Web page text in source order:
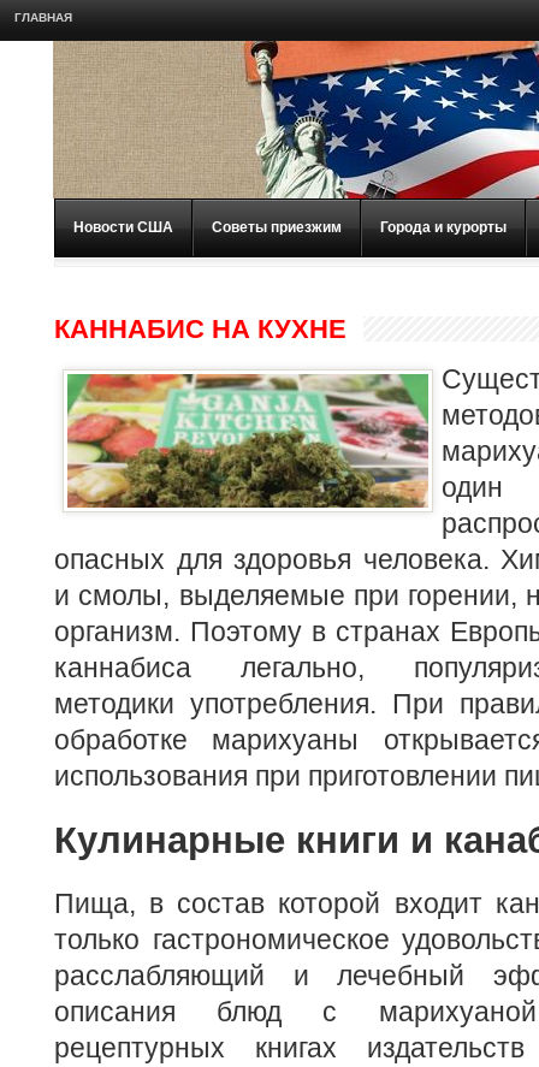
ГЛАВНАЯ
Новости США Советы приезжим Города и курорты
КАННАБИС НА КУХНЕ
опасных для здоровья человека.
и смолы, выделяемые при горении,
организм. Поэтому в странах
каннабиса легально,
методики употребления. При
обработке марихуаны
использования при приготовлении
Кулинарные книги и
Пища, в состав которой входит
только гастрономическое
расслабляющий и лечебный
описания блюд с
рецептурных книгах